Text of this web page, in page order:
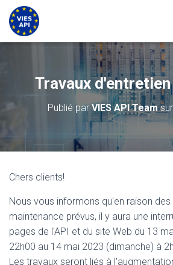
Travaux
Publié parVIES API Teamsur
Chers clients!
Nous vous informons qu'en raison
maintenance prévus, il y aura une
pages de l'API et du site Web du 13
22h00 au 14 mai 2023 (dimanche) à
Les travaux seront liés à